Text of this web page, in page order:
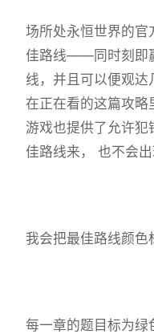
场所处永恒世界的官
佳路线——同时刻即
线，并且可以便观达
在正在看的这篇攻略
游戏也提供了允许犯
佳路线来， 也不会出
我会把最佳路线颜色
每一章的题目标为绿